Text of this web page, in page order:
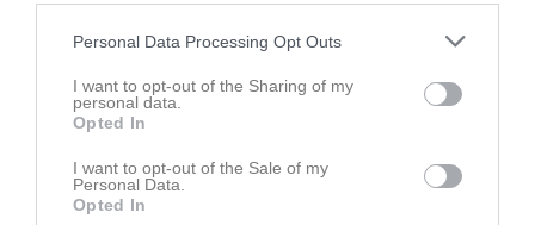
Personal Data Processing Opt Outs
I want to opt-out of the Sharing of my
personal data.
Opted In
I want to opt-out of the Sale of my
Personal Data.
Opted In
och menar att ET springer in i Rytternespelaren och faller. OK, det
verkar ju logiskt att när man ska avgöra matchen så tar man
skribenten kan inte hålla tyst längre och råkar nämna något om
"rutten" o "klappträ" i samma mening samtidigt som han får en
ganska bra träff på volley när bollen kommer emot honom!
Domaren var väl inte helt nöjd och tyckte att jag skulle se klart
matchen från andra sidan! Så kan det gå! Men har man lagt över
30.000:- på domare under säsongen är det väl inte mer än rätt att